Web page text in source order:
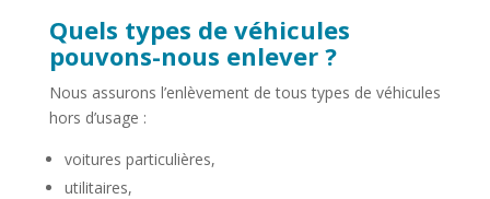
Quels types de véhicules
pouvons-nous enlever ?
Nous assurons l’enlèvement de tous types de véhicules
hors d’usage :
voitures particulières,
utilitaires,